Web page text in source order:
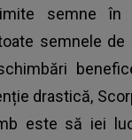
semne în
semnele de
drastică,
este să iei